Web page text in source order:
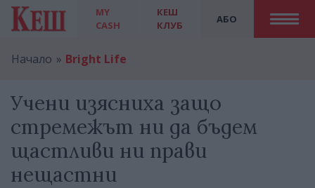
MY
CASH
АБО
КЕШ
КЛУБ
Начало Bright Life
Учени изясниха защо
стремежът ни да бъдем
щастливи ни прави
нещастни